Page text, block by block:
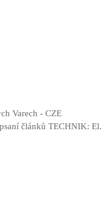
Varech - CZE
článků TECHNIK: El.